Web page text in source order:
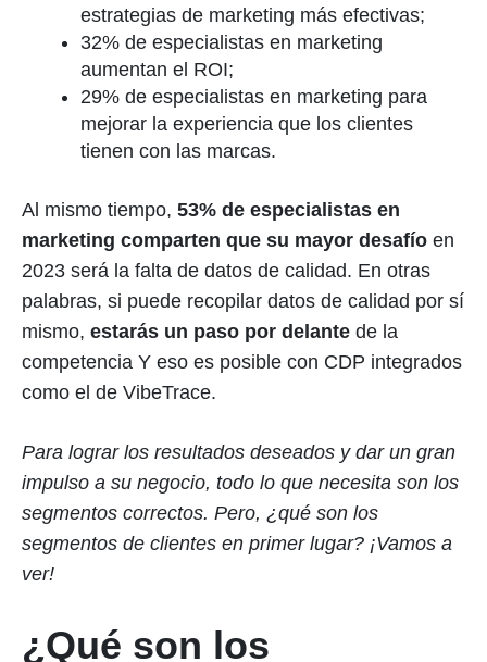
estrategias de marketing más efectivas;
32% de especialistas en marketing
aumentan el ROI;
29% de especialistas en marketing para
mejorar la experiencia que los clientes
tienen con las marcas.
Al mismo tiempo, 53% de especialistas en
marketing comparten que su mayor desafío en
2023 será la falta de datos de calidad. En otras
palabras, si puede recopilar datos de calidad por sí
mismo, estarás un paso por delante de la
competencia Y eso es posible con CDP integrados
como el de VibeTrace.
Para lograr los resultados deseados y dar un gran
impulso a su negocio, todo lo que necesita son los
segmentos correctos. Pero, ¿qué son los
segmentos de clientes en primer lugar? ¡Vamos a
ver!
¿Qué son los